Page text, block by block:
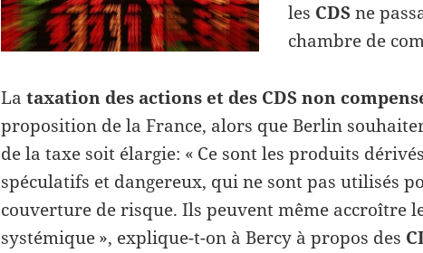
les CDSne
chambre de
Lataxation des actions et des CDS non
proposition de la France, alors que Berlin
de la taxe soit élargie: « Ce sont les produits
spéculatifs et dangereux, qui ne sont pas utilisés
couverture de risque. Ils peuvent même accroître
systémique », explique-t-on à Bercy à propos des